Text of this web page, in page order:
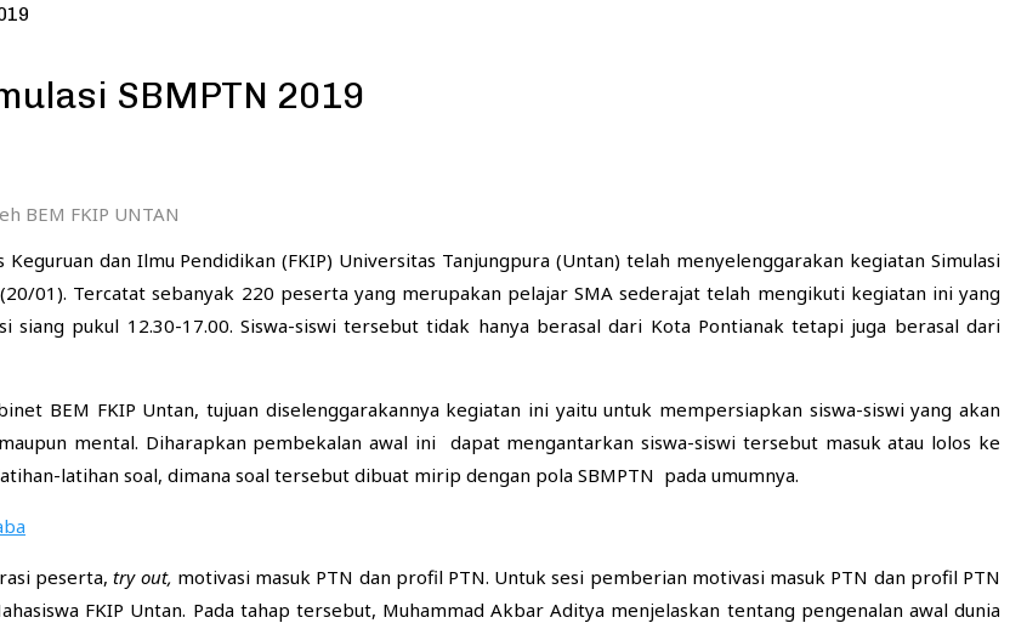
SBMPTN 2019
BEM FKIP UNTAN
Keguruan dan Ilmu Pendidikan (FKIP) Universitas Tanjungpura (Untan) telah menyelenggarakan kegiatan Simulasi
01). Tercatat sebanyak 220 peserta yang merupakan pelajar SMA sederajat telah mengikuti kegiatan ini yang
siang pukul 12.30-17.00. Siswa-siswi tersebut tidak hanya berasal dari Kota Pontianak tetapi juga berasal dari
BEM FKIP Untan, tujuan diselenggarakannya kegiatan ini yaitu untuk mempersiapkan siswa-siswi yang akan
mental. Diharapkan pembekalan awal ini dapat mengantarkan siswa-siswi tersebut masuk atau lolos ke
latihan soal, dimana soal tersebut dibuat mirip dengan pola SBMPTN pada umumnya.
peserta,try out, motivasi masuk PTN dan profil PTN. Untuk sesi pemberian motivasi masuk PTN dan profil PTN
FKIP Untan. Pada tahap tersebut, Muhammad Akbar Aditya menjelaskan tentang pengenalan awal dunia